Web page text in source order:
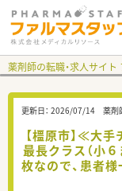
薬剤師の転職・求人サイ
更新日： 2026/07/14 薬剤
【橿原市】≪大
最長クラス（小
枚なので、患者